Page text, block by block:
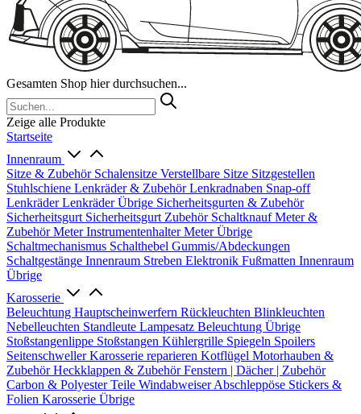
Gesamten Shop hier durchsuchen...
Zeige alle Produkte
Startseite
Innenraum
Sitze & Zubehör Schalensitze Verstellbare Sitze Sitzgestellen
Stuhlschiene Lenkräder & ZubehörLenkradnaben Snap-off
LenkräderLenkräder Übrige Sicherheitsgurten & Zubehör
Sicherheitsgurt Sicherheitsgurt Zubehör SchaltknaufMeter &
ZubehörMeterInstrumentenhalterMeter Übrige
Schaltmechanismus Schalthebel Gummis/Abdeckungen
Schaltgestänge Innenraum Streben Elektronik Fußmatten Innenraum
Übrige
Karosserie
Beleuchtung Hauptscheinwerfern Rückleuchten Blinkleuchten
Nebelleuchten Standleute Lampesatz Beleuchtung Übrige
Stoßstangenlippe Stoßstangen Kühlergrille Spiegeln Spoilers
SeitenschwellerKarosserie reparieren Kotflügel Motorhauben &
ZubehörHeckklappen & ZubehörFenstern | Dächer | Zubehör
Carbon & Polyester Teile WindabweiserAbschleppöse Stickers &
Folien Karosserie Übrige